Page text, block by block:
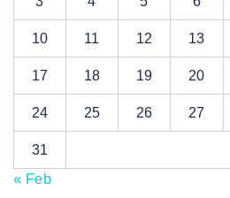
10 11 12 13
17 18 19 20
24 25 26 27
31
« Feb